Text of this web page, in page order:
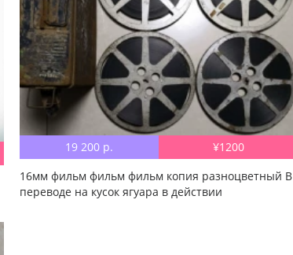
19 200 р.
¥1200
16мм фильм фильм фильм копия разноцветный В
переводе на кусок ягуара в действии